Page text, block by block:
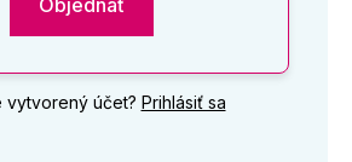
vytvorený účet? Prihlásiť sa